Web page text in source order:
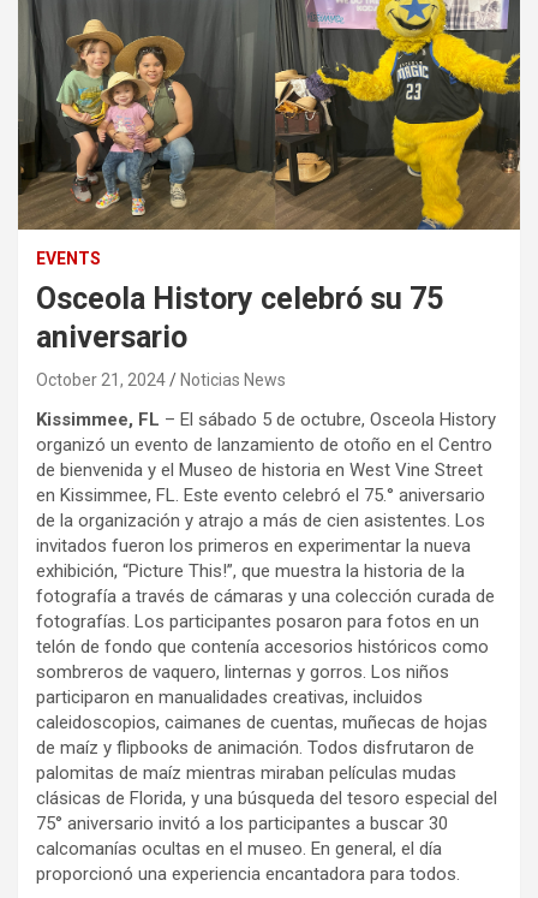
EVENTS
Osceola History celebró su 75
aniversario
October 21, 2024 Noticias News
Kissimmee, FL – El sábado 5 de octubre, Osceola History
organizó un evento de lanzamiento de otoño en el Centro
de bienvenida y el Museo de historia en West Vine Street
en Kissimmee, FL. Este evento celebró el 75.° aniversario
de la organización y atrajo a más de cien asistentes. Los
invitados fueron los primeros en experimentar la nueva
exhibición, “Picture This!”, que muestra la historia de la
fotografía a través de cámaras y una colección curada de
fotografías. Los participantes posaron para fotos en un
telón de fondo que contenía accesorios históricos como
sombreros de vaquero, linternas y gorros. Los niños
participaron en manualidades creativas, incluidos
caleidoscopios, caimanes de cuentas, muñecas de hojas
de maíz y flipbooks de animación. Todos disfrutaron de
palomitas de maíz mientras miraban películas mudas
clásicas de Florida, y una búsqueda del tesoro especial del
75° aniversario invitó a los participantes a buscar 30
calcomanías ocultas en el museo. En general, el día
proporcionó una experiencia encantadora para todos.